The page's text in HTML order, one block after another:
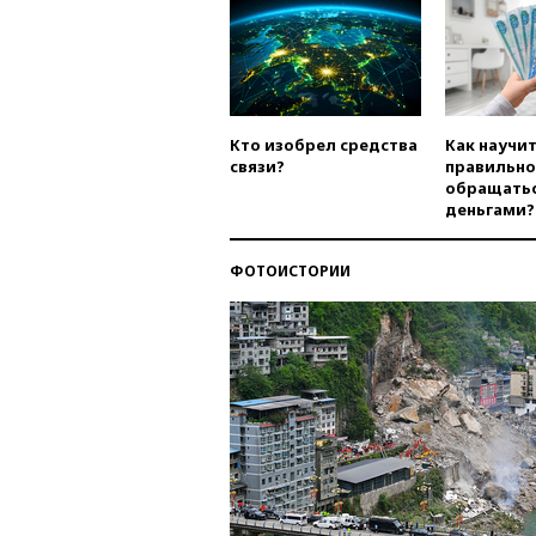
Кто изобрел средства
связи?
Как
правильно
деньгами?
ФОТОИСТОРИИ